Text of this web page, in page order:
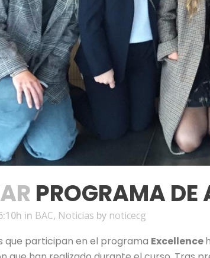
PROGRAMA DE
in BAC, Noticias by noticecg
que participan en el programa Excellence